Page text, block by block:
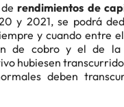
derendimientos de
y 2021, se podrá
y cuando entre
de cobro y el de la
hubiesen
deben